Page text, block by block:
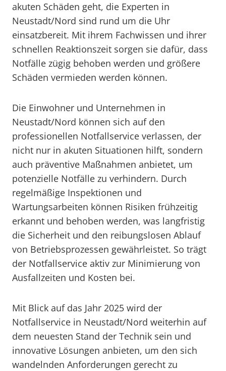
akuten Schäden geht, die Experten in
Neustadt/Nord sind rund um die Uhr
einsatzbereit. Mit ihrem Fachwissen und ihrer
schnellen Reaktionszeit sorgen sie dafür, dass
Notfälle zügig behoben werden und größere
Schäden vermieden werden können.
Die Einwohner und Unternehmen in
Neustadt/Nord können sich auf den
professionellen Notfallservice verlassen, der
nicht nur in akuten Situationen hilft, sondern
auch präventive Maßnahmen anbietet, um
potenzielle Notfälle zu verhindern. Durch
regelmäßige Inspektionen und
Wartungsarbeiten können Risiken frühzeitig
erkannt und behoben werden, was langfristig
die Sicherheit und den reibungslosen Ablauf
von Betriebsprozessen gewährleistet. So trägt
der Notfallservice aktiv zur Minimierung von
Ausfallzeiten und Kosten bei.
Mit Blick auf das Jahr 2025 wird der
Notfallservice in Neustadt/Nord weiterhin auf
dem neuesten Stand der Technik sein und
innovative Lösungen anbieten, um den sich
wandelnden Anforderungen gerecht zu